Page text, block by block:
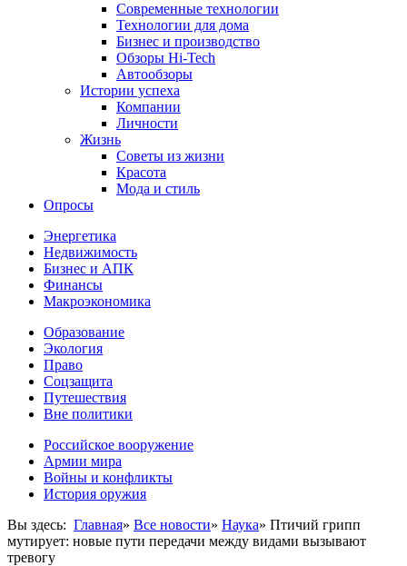
Современные технологии
Технологии для дома
Бизнес и производство
Обзоры Hi-Tech
Автообзоры
Истории успеха
Компании
Личности
Жизнь
Советы из жизни
Красота
Мода и стиль
Опросы
Энергетика
Недвижимость
Бизнес и АПК
Финансы
Макроэкономика
Образование
Экология
Право
Соцзащита
Путешествия
Вне политики
Российское вооружение
Армии мира
Войны и конфликты
История оружия
Вы здесь: Главная» Все новости» Наука» Птичий грипп
мутирует: новые пути передачи между видами вызывают
тревогу